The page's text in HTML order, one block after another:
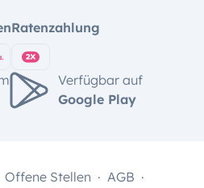
Ratenzahlung
Verfügbar auf
Google Play
Offene Stellen AGB